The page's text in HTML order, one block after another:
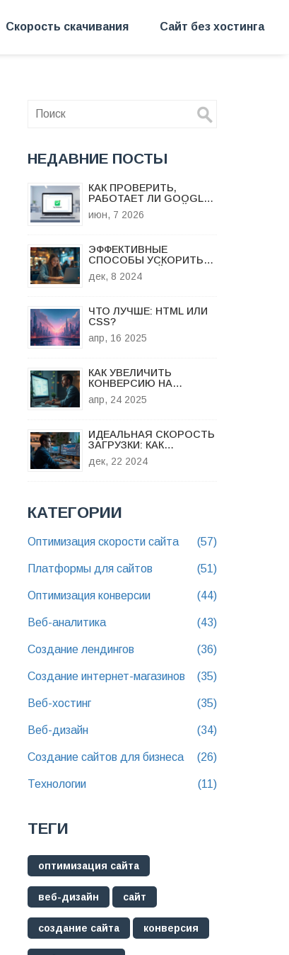
Скорость скачивания Сайт без хостинга
НЕДАВНИЕ ПОСТЫ
КАК ПРОВЕРИТЬ,
РАБОТАЕТ ЛИ GOOGLE
ANALYTICS НА САЙТЕ:
ПОШАГОВАЯ
июн, 7 2026
ЭФФЕКТИВНЫЕ
СПОСОБЫ УСКОРИТЬ
ЗАГРУЗКУ САЙТА НА
ПЛАТФОРМЕ GOOGLE
дек, 8 2024
ЧТО ЛУЧШЕ: HTML ИЛИ
CSS?
апр, 16 2025
КАК УВЕЛИЧИТЬ
КОНВЕРСИЮ НА
ЛЕНДИНГЕ: ПРОСТЫЕ
ПРИЕМЫ И БЫСТРЫЕ
апр, 24 2025
ИДЕАЛЬНАЯ СКОРОСТЬ
ЗАГРУЗКИ: КАК
УЛУЧШИТЬ
ПРОИЗВОДИТЕЛЬНОСТЬ
дек, 22 2024
КАТЕГОРИИ
Оптимизация скорости сайта (57)
Платформы для сайтов (51)
Оптимизация конверсии (44)
Веб-аналитика (43)
Создание лендингов (36)
Создание интернет-магазинов (35)
Веб-хостинг (35)
Веб-дизайн (34)
Создание сайтов для бизнеса (26)
Технологии (11)
ТЕГИ
оптимизация сайта
веб-дизайн сайт
создание сайта конверсия